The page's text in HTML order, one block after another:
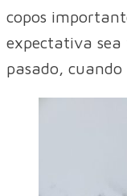
copos
expectativa
pasado,